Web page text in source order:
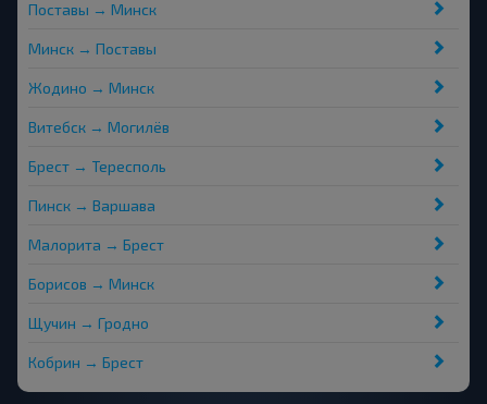
Поставы → Минск
Минск → Поставы
Жодино → Минск
Витебск → Могилёв
Брест → Тересполь
Пинск → Варшава
Малорита → Брест
Борисов → Минск
Щучин → Гродно
Кобрин → Брест